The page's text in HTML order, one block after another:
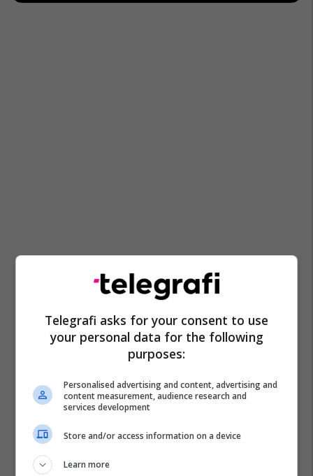
Telegrafi asks for your consent to use
your personal data for the following
purposes:
Personalised advertising and content, advertising and
content measurement, audience research and
services development
Store and/or access information on a device
Learn more